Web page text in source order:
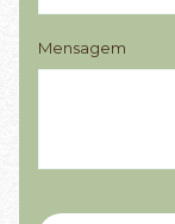
Mensagem